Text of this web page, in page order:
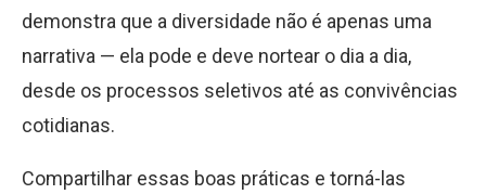
demonstra que a diversidade não é apenas uma
narrativa — ela pode e deve nortear o dia a dia,
desde os processos seletivos até as convivências
cotidianas.
Compartilhar essas boas práticas e torná-las